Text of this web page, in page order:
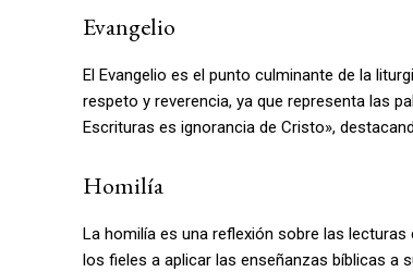
Evangelio
El Evangelio es el punto culminante de la
respeto y reverencia, ya que representa las
Escrituras es ignorancia de Cristo»,
Homilía
La homilía es una reflexión sobre las
los fieles a aplicar las enseñanzas bíblicas a